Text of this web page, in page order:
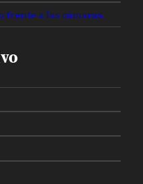
a las cámaras